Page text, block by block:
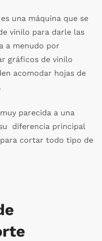
una máquina que se
vinilo para darle las
a menudo por
gráficos de vinilo
acomodar hojas de
parecida a una
diferencia principal
cortar todo tipo de